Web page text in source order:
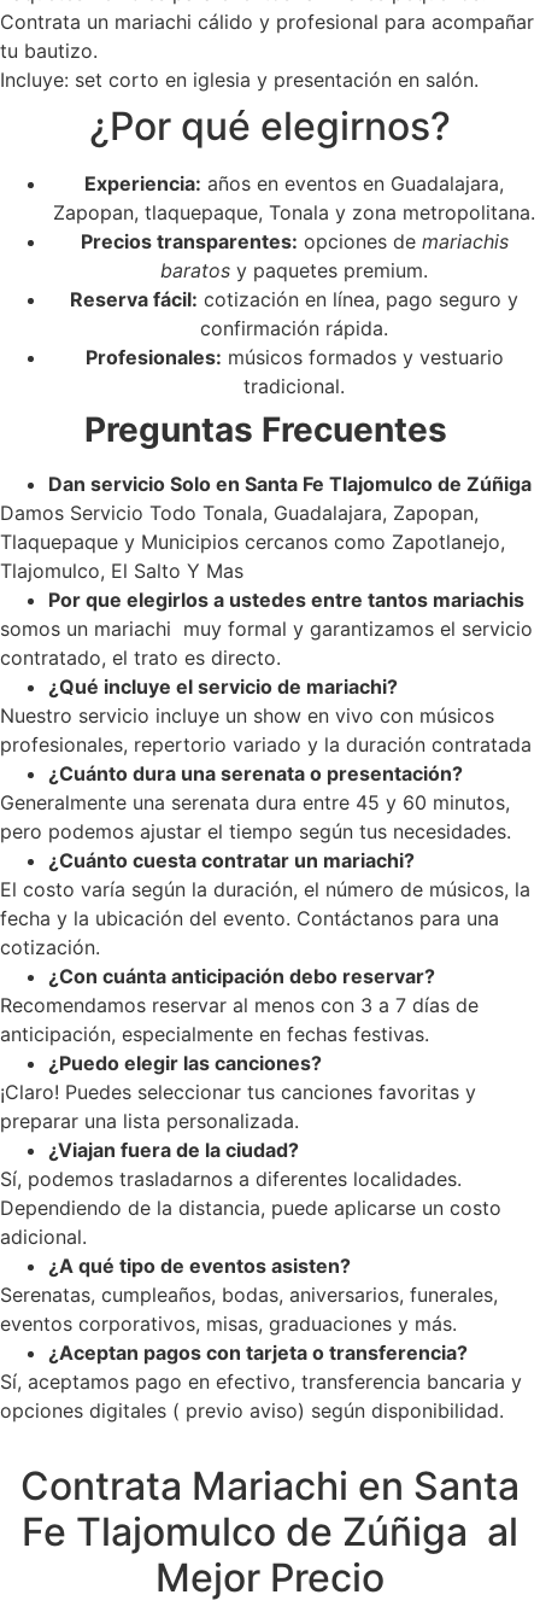
Contrata un mariachi cálido y profesional para acompañar
tu bautizo.
Incluye: set corto en iglesia y presentación en salón.
¿Por qué elegirnos?
Experiencia: años en eventos en Guadalajara,
Zapopan, tlaquepaque, Tonala y zona metropolitana.
Precios transparentes: opciones de mariachis
baratos y paquetes premium.
Reserva fácil: cotización en línea, pago seguro y
confirmación rápida.
Profesionales: músicos formados y vestuario
tradicional.
Preguntas Frecuentes
Dan servicio Solo en Santa Fe Tlajomulco de Zúñiga
Damos Servicio Todo Tonala, Guadalajara, Zapopan,
Tlaquepaque y Municipios cercanos como Zapotlanejo,
Tlajomulco, El Salto Y Mas
Por que elegirlos a ustedes entre tantos mariachis
somos un mariachi muy formal y garantizamos el servicio
contratado, el trato es directo.
¿Qué incluye el servicio de mariachi?
Nuestro servicio incluye un show en vivo con músicos
profesionales, repertorio variado y la duración contratada
¿Cuánto dura una serenata o presentación?
Generalmente una serenata dura entre 45 y 60 minutos,
pero podemos ajustar el tiempo según tus necesidades.
¿Cuánto cuesta contratar un mariachi?
El costo varía según la duración, el número de músicos, la
fecha y la ubicación del evento. Contáctanos para una
cotización.
¿Con cuánta anticipación debo reservar?
Recomendamos reservar al menos con 3 a 7 días de
anticipación, especialmente en fechas festivas.
¿Puedo elegir las canciones?
¡Claro! Puedes seleccionar tus canciones favoritas y
preparar una lista personalizada.
¿Viajan fuera de la ciudad?
Sí, podemos trasladarnos a diferentes localidades.
Dependiendo de la distancia, puede aplicarse un costo
adicional.
¿A qué tipo de eventos asisten?
Serenatas, cumpleaños, bodas, aniversarios, funerales,
eventos corporativos, misas, graduaciones y más.
¿Aceptan pagos con tarjeta o transferencia?
Sí, aceptamos pago en efectivo, transferencia bancaria y
opciones digitales ( previo aviso) según disponibilidad.
Contrata Mariachi en Santa
Fe Tlajomulco de Zúñiga al
Mejor Precio